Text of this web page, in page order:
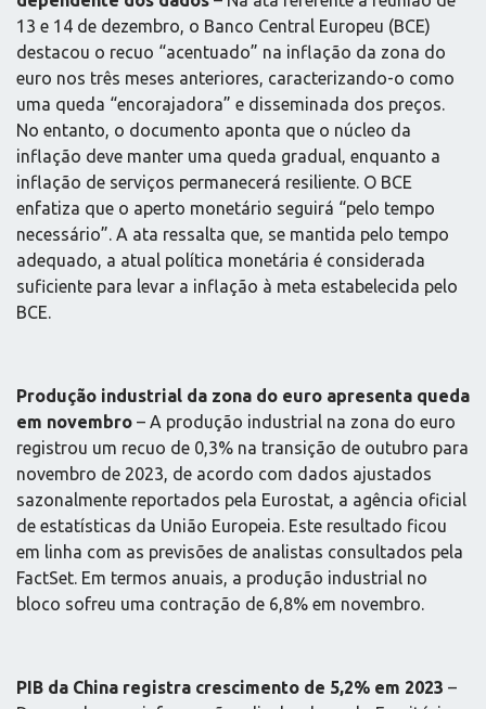
13 e 14 de dezembro, o Banco Central Europeu (BCE)
destacou o recuo “acentuado” na inflação da zona do
euro nos três meses anteriores, caracterizando-o como
uma queda “encorajadora” e disseminada dos preços.
No entanto, o documento aponta que o núcleo da
inflação deve manter uma queda gradual, enquanto a
inflação de serviços permanecerá resiliente. O BCE
enfatiza que o aperto monetário seguirá “pelo tempo
necessário”. A ata ressalta que, se mantida pelo tempo
adequado, a atual política monetária é considerada
suficiente para levar a inflação à meta estabelecida pelo
BCE.
Produção industrial da zona do euro apresenta queda
em novembro – A produção industrial na zona do euro
registrou um recuo de 0,3% na transição de outubro para
novembro de 2023, de acordo com dados ajustados
sazonalmente reportados pela Eurostat, a agência oficial
de estatísticas da União Europeia. Este resultado ficou
em linha com as previsões de analistas consultados pela
FactSet. Em termos anuais, a produção industrial no
bloco sofreu uma contração de 6,8% em novembro.
PIB da China registra crescimento de 5,2% em 2023 –